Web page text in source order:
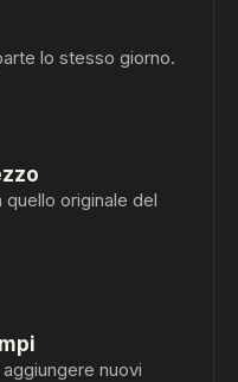
lo stesso giorno.
originale del
nuovi